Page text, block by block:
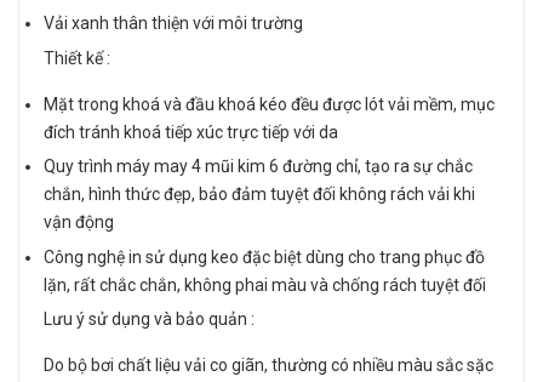
Vải xanh thân thiện với môi trường
Thiết kế :
Mặt trong khoá và đầu khoá kéo đều được lót vải mềm, mục
đích tránh khoá tiếp xúc trực tiếp với da
Quy trình máy may 4 mũi kim 6 đường chỉ, tạo ra sự chắc
chắn, hình thức đẹp, bảo đảm tuyệt đối không rách vải khi
vận động
Công nghệ in sử dụng keo đặc biệt dùng cho trang phục đồ
lặn, rất chắc chắn, không phai màu và chống rách tuyệt đối
Lưu ý sử dụng và bảo quản :
Do bộ bơi chất liệu vải co giãn, thường có nhiều màu sắc sặc